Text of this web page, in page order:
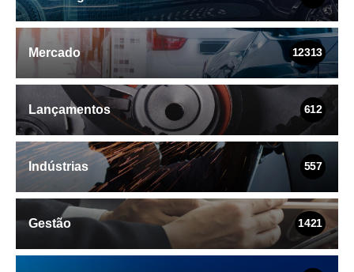
Mercado 12313
Lançamentos 612
Indústrias 557
Gestão 1421